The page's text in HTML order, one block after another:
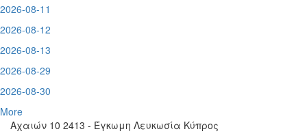
2026-08-11
2026-08-12
2026-08-13
2026-08-29
2026-08-30
More
Αχαιών 10 2413 - Έγκωμη Λευκωσία Κύπρος